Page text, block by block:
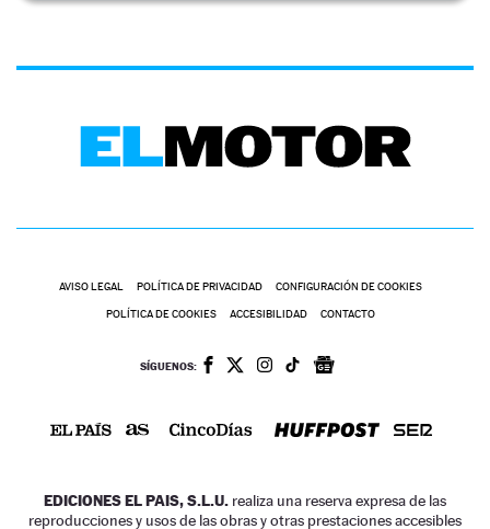
AVISO LEGAL POLÍTICA DE PRIVACIDAD CONFIGURACIÓN DE COOKIES
POLÍTICA DE COOKIES ACCESIBILIDAD CONTACTO
SÍGUENOS:
EDICIONES EL PAIS, S.L.U. realiza una reserva expresa de las
reproducciones y usos de las obras y otras prestaciones accesibles